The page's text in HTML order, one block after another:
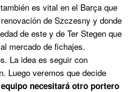
es vital en el Barça que
de Szczesny y donde
de este y de Ter Stegen que
mercado de fichajes.
La idea es seguir con
Luego veremos que decide
necesitará otro portero